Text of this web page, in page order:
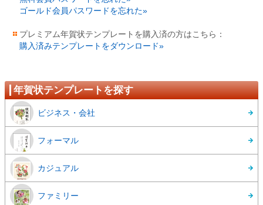
ゴールド会員パスワードを忘れた»
プレミアム年賀状テンプレートを購入済の方はこちら：
購入済みテンプレートをダウンロード»
年賀状テンプレートを探す
ビジネス・会社
フォーマル
カジュアル
ファミリー